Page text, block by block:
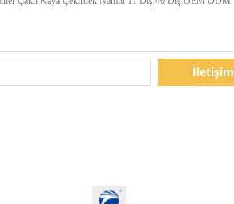
İletişim